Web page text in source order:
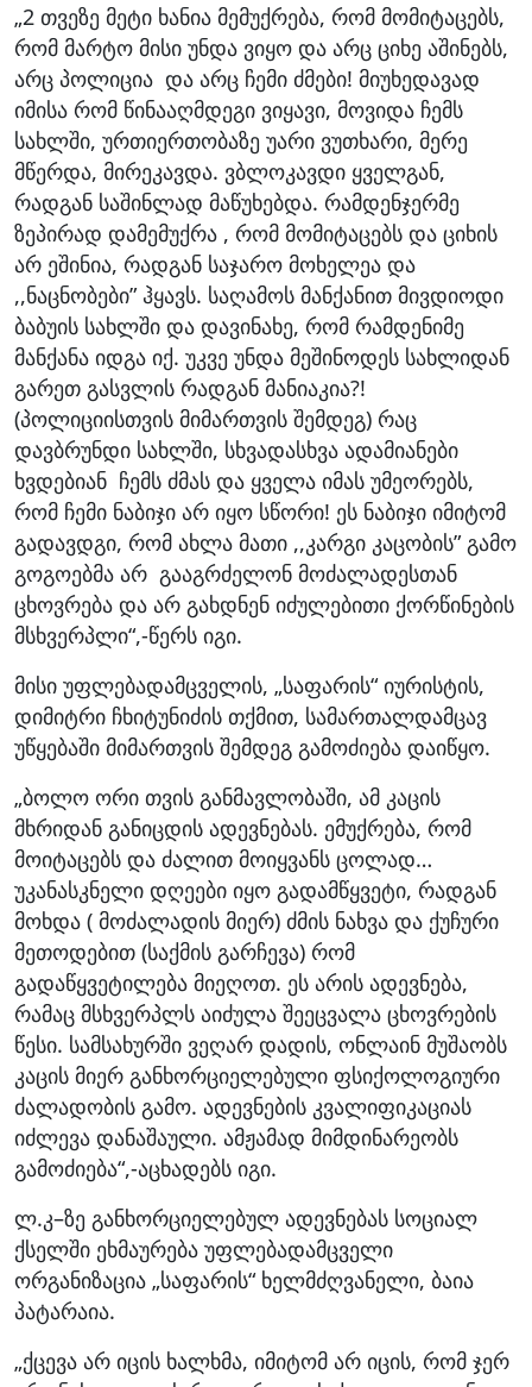
„2 თვეზე მეტი ხანია მემუქრება, რომ მომიტაცებს,
რომ მარტო მისი უნდა ვიყო და არც ციხე აშინებს,
არც პოლიცია და არც ჩემი ძმები! მიუხედავად
იმისა რომ წინააღმდეგი ვიყავი, მოვიდა ჩემს
სახლში, ურთიერთობაზე უარი ვუთხარი, მერე
მწერდა, მირეკავდა. ვბლოკავდი ყველგან,
რადგან საშინლად მაწუხებდა. რამდენჯერმე
ზეპირად დამემუქრა , რომ მომიტაცებს და ციხის
არ ეშინია, რადგან საჯარო მოხელეა და
,,ნაცნობები” ჰყავს. საღამოს მანქანით მივდიოდი
ბაბუის სახლში და დავინახე, რომ რამდენიმე
მანქანა იდგა იქ. უკვე უნდა მეშინოდეს სახლიდან
გარეთ გასვლის რადგან მანიაკია?!
(პოლიციისთვის მიმართვის შემდეგ) რაც
დავბრუნდი სახლში, სხვადასხვა ადამიანები
ხვდებიან ჩემს ძმას და ყველა იმას უმეორებს,
რომ ჩემი ნაბიჯი არ იყო სწორი! ეს ნაბიჯი იმიტომ
გადავდგი, რომ ახლა მათი ,,კარგი კაცობის” გამო
გოგოებმა არ გააგრძელონ მოძალადესთან
ცხოვრება და არ გახდნენ იძულებითი ქორწინების
მსხვერპლი“,-წერს იგი.
მისი უფლებადამცველის, „საფარის“ იურისტის,
დიმიტრი ჩხიტუნიძის თქმით, სამართალდამცავ
უწყებაში მიმართვის შემდეგ გამოძიება დაიწყო.
„ბოლო ორი თვის განმავლობაში, ამ კაცის
მხრიდან განიცდის ადევნებას. ემუქრება, რომ
მოიტაცებს და ძალით მოიყვანს ცოლად…
უკანასკნელი დღეები იყო გადამწყვეტი, რადგან
მოხდა ( მოძალადის მიერ) ძმის ნახვა და ქუჩური
მეთოდებით (საქმის გარჩევა) რომ
გადაწყვეტილება მიეღოთ. ეს არის ადევნება,
რამაც მსხვერპლს აიძულა შეეცვალა ცხოვრების
წესი. სამსახურში ვეღარ დადის, ონლაინ მუშაობს
კაცის მიერ განხორციელებული ფსიქოლოგიური
ძალადობის გამო. ადევნების კვალიფიკაციას
იძლევა დანაშაული. ამჟამად მიმდინარეობს
გამოძიება“,-აცხადებს იგი.
ლ.კ–ზე განხორციელებულ ადევნებას სოციალ
ქსელში ეხმაურება უფლებადამცველი
ორგანიზაცია „საფარის“ ხელმძღვანელი, ბაია
პატარაია.
„ქცევა არ იცის ხალხმა, იმიტომ არ იცის, რომ ჯერ